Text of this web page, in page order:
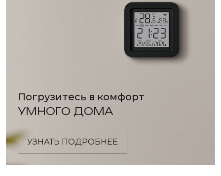
Погрузитесь в комфорт
УМНОГО ДОМА
УЗНАТЬ ПОДРОБНЕЕ